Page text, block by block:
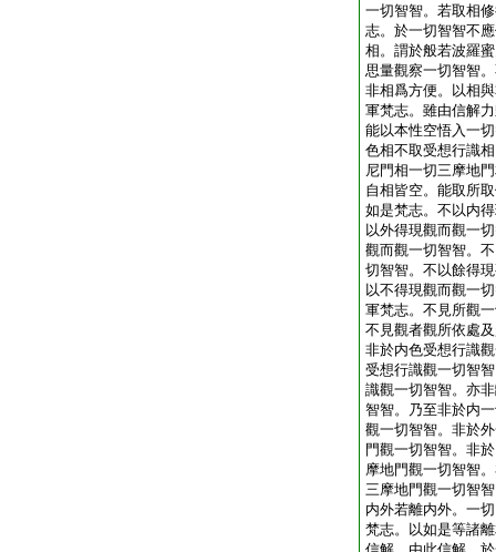
一切智智。若取相
志。於一切智智不
相。謂於般若波羅
思量觀察一切智智
非相爲方便。以相
軍梵志。雖由信解
能以本性空悟入一
色相不取受想行識
尼門相一切三摩地
自相皆空。能取所
如是梵志。不以内
以外得現觀而觀一
觀而觀一切智智。
切智智。不以餘得
以不得現觀而觀一
軍梵志。不見所觀
不見觀者觀所依處
非於内色受想行識
受想行識觀一切智
識觀一切智智。亦
智智。乃至非於内
觀一切智智。非於
門觀一切智智。非
摩地門觀一切智智
三摩地門觀一切智
内外若離内外。一
梵志。以如是等諸